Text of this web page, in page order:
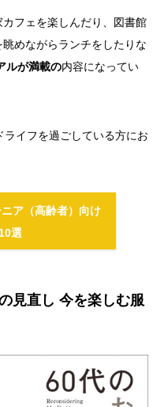
フェを楽しんだり、図書館
めながらランチをしたりな
ルが満載の内容になってい
イフを過ごしている方にお
ア（高齢者）向け
選
見直し 今を楽しむ服